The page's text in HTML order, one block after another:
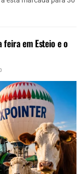
em Esteio e o